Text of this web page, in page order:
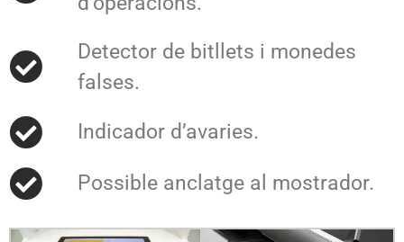
Detector de bitllets i monedes
falses.
Indicador d’avaries.
Possible anclatge al mostrador.